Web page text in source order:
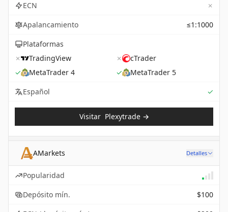
ECN
✗
Apalancamiento
≤1:1000
Plataformas
✗
TradingView ✗
cTrader
✓
MetaTrader 4 ✓
MetaTrader 5
Español
✓
Visitar Plexytrade→
AMarkets Detalles
Popularidad
Depósito mín.
$100